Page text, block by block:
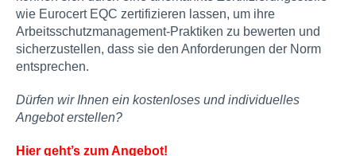
wie Eurocert EQC zertifizieren lassen, um ihre
Arbeitsschutzmanagement-Praktiken zu bewerten und
sicherzustellen, dass sie den Anforderungen der Norm
entsprechen.
Dürfen wir Ihnen ein kostenloses und individuelles
Angebot erstellen?
Hier geht’s zum Angebot!